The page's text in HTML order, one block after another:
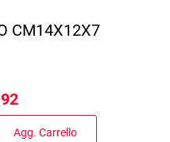
CM14X12X7
Agg. Carrello